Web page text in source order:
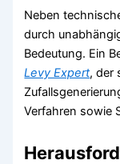
Neben
durch
Bedeutung. Ein
Levy Expert, der
Verfahren sowie